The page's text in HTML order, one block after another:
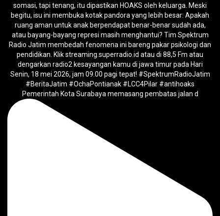
Pemerintah Kota Surabaya memasang pembatas jalan d